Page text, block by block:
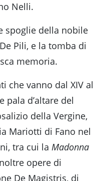
Nelli.
spoglie della nobile
Pili, e la tomba di
memoria.
che vanno dal XIV al
pala d’altare del
della Vergine,
Mariotti di Fano nel
tra cui la Madonna
opere di
De Magistris, di